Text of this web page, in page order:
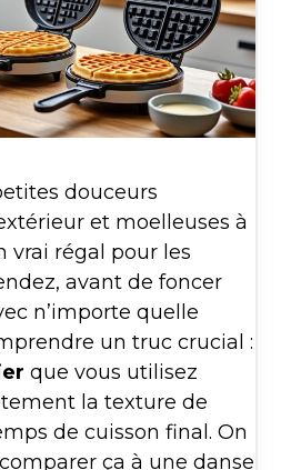
douceurs
et moelleuses à
vrai régal pour les
avant de foncer
n’importe quelle
un truc crucial :
que vous utilisez
la texture de
de cuisson final. On
ça à une danse